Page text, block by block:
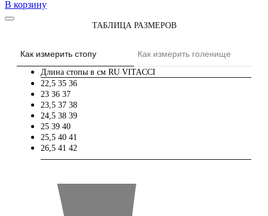
В корзину
ТАБЛИЦА РАЗМЕРОВ
Как измерить стопу Как измерить голенище
Длина стопы в см RU VITACCI
22,5 35 36
23 36 37
23,5 37 38
24,5 38 39
25 39 40
25,5 40 41
26,5 41 42